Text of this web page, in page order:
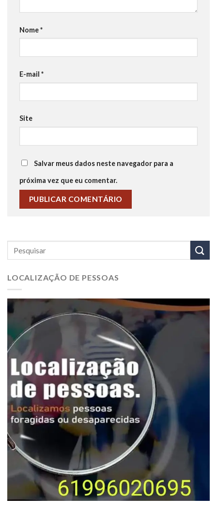
Nome*
E-mail *
Site
Salvar meus dados neste navegador para a
próxima vez que eu comentar.
LOCALIZAÇÃO DE PESSOAS